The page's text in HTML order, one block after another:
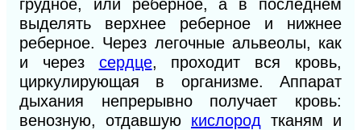
грудное, или реберное, а в последнем
выделять верхнее реберное и нижнее
реберное. Через легочные альвеолы, как
и через сердце, проходит вся кровь,
циркулирующая в организме. Аппарат
дыхания непрерывно получает кровь:
венозную, отдавшую кислород тканям и